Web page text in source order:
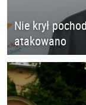
Nie krył
atakowano